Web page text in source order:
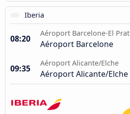
Iberia
08:20
Aéroport Barcelone-El Prat
Aéroport Barcelone
09:35
Aéroport Alicante/Elche
Aéroport Alicante/Elche